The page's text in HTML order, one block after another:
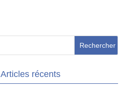
Articles récents